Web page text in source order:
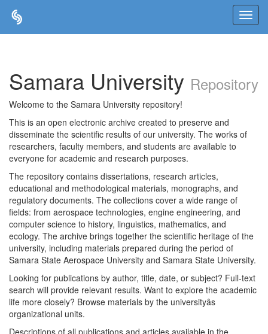
Samara University Repository
Welcome to the Samara University repository!
This is an open electronic archive created to preserve and
disseminate the scientific results of our university. The works of
researchers, faculty members, and students are available to
everyone for academic and research purposes.
The repository contains dissertations, research articles,
educational and methodological materials, monographs, and
regulatory documents. The collections cover a wide range of
fields: from aerospace technologies, engine engineering, and
computer science to history, linguistics, mathematics, and
ecology. The archive brings together the scientific heritage of the
university, including materials prepared during the period of
Samara State Aerospace University and Samara State University.
Looking for publications by author, title, date, or subject? Full-text
search will provide relevant results. Want to explore the academic
life more closely? Browse materials by the universityâs
organizational units.
Descriptions of all publications and articles available in the